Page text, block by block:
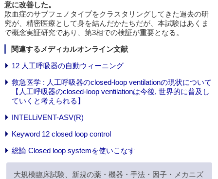
意に改善した。
敗血症のサブフェノタイプをクラスタリングしてきた過去の研
究が、精密医療として身を結んだかたちだが、本試験はあくま
で概念実証研究であり、第3相での検証が重要となる。
関連するメディカルオンライン文献
12 人工呼吸器の自動ウィーニング
救急医学 : 人工呼吸器のclosed-loop ventilationの現状について
【人工呼吸器のclosed-loop ventilationは今後, 世界的に普及し
ていくと考えられる】
INTELLiVENT-ASV(R)
Keyword 12 closed loop control
総論 Closed loop systemを使いこなす
大規模臨床試験、新規の薬・機器・手法・因子・メカニズ